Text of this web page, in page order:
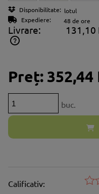
Disponibilitate: lotul
Expediere:
48 de ore
Livrare: 131,10
Prețul nu include
Preț: 352,44
buc.
Calificativ: